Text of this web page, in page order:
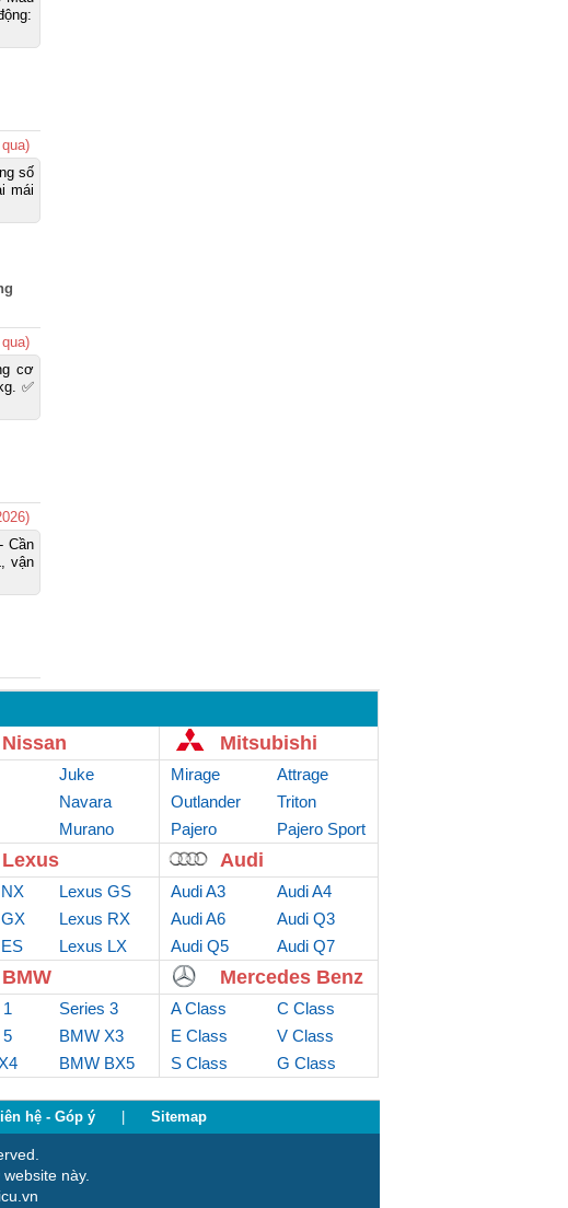
số
mái
cơ
✅
Cần
vận
Nissan
Juke
Navara
Murano
Mitsubishi
Mirage
Attrage
Outlander
Sport
Triton
Pajero
Pajero Sport
Lexus
Lexus GS
Lexus RX
Lexus LX
Audi
Audi A3
Audi A4
Audi A6
Audi Q3
Audi Q5
Audi Q7
BMW
Series 3
5
BMW X3
BMW BX5
Mercedes Benz
A Class
C Class
E Class
V Class
S Class
G Class
hệ - Góp ý Sitemap
này.